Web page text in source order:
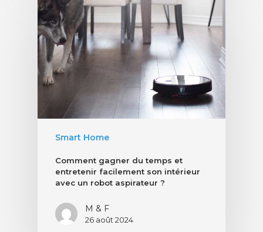
Smart Home
Comment gagner du temps et
entretenir facilement son intérieur
avec un robot aspirateur ?
M & F
26 août 2024